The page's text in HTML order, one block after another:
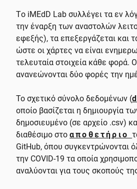
Τo iMEdD Lab συλλέγει τα εν
την έναρξη των αναστολών
εφεξής), τα επεξεργάζεται και
ώστε οι χάρτες να είναι
τελευταία στοιχεία κάθε φορά.
ανανεώνονται δύο φορές την
Το σχετικό σύνολο δεδομένων (
οποίο βασίζεται η δημιουργία
δημοσιευμένο (σε αρχείο .csv)
διαθέσιμο στο αποθετήριο
GitHub, όπου συγκεντρώνονται
την COVID-19 τα οποία
αναλύονται για τους σκοπούς